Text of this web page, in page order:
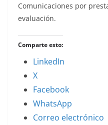
Comunicaciones por
evaluación.
Comparte esto:
LinkedIn
X
Facebook
WhatsApp
Correo electrónico